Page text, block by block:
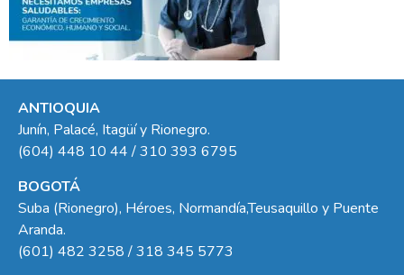
ANTIOQUIA
Junín, Palacé, Itagüí y Rionegro.
(604) 448 10 44 / 310 393 6795
BOGOTÁ
Suba (Rionegro), Héroes, Normandía,Teusaquillo y Puente
Aranda.
(601) 482 3258 / 318 345 5773